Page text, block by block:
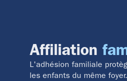
Affiliation
L'adhésion familiale
les enfants du même